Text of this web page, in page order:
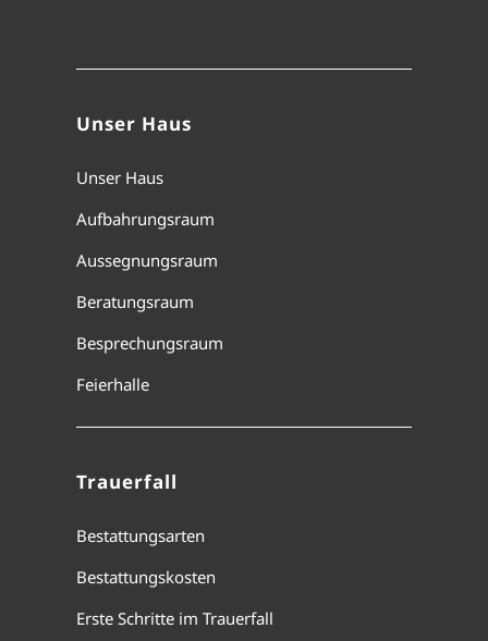
Unser Haus
Unser Haus
Aufbahrungsraum
Aussegnungsraum
Beratungsraum
Besprechungsraum
Feierhalle
Trauerfall
Bestattungsarten
Bestattungskosten
Erste Schritte im Trauerfall